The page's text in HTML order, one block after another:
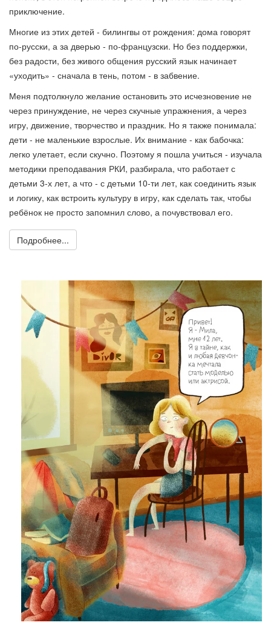
приключение.
Многие из этих детей - билингвы от рождения: дома говорят
по-русски, а за дверью - по-французски. Но без поддержки,
без радости, без живого общения русский язык начинает
«уходить» - сначала в тень, потом - в забвение.
Меня подтолкнуло желание остановить это исчезновение не
через принуждение, не через скучные упражнения, а через
игру, движение, творчество и праздник. Но я также понимала:
дети - не маленькие взрослые. Их внимание - как бабочка:
легко улетает, если скучно. Поэтому я пошла учиться - изучала
методики преподавания РКИ, разбирала, что работает с
детьми 3-х лет, а что - с детьми 10-ти лет, как соединить язык
и логику, как встроить культуру в игру, как сделать так, чтобы
ребёнок не просто запомнил слово, а почувствовал его.
Подробнее...